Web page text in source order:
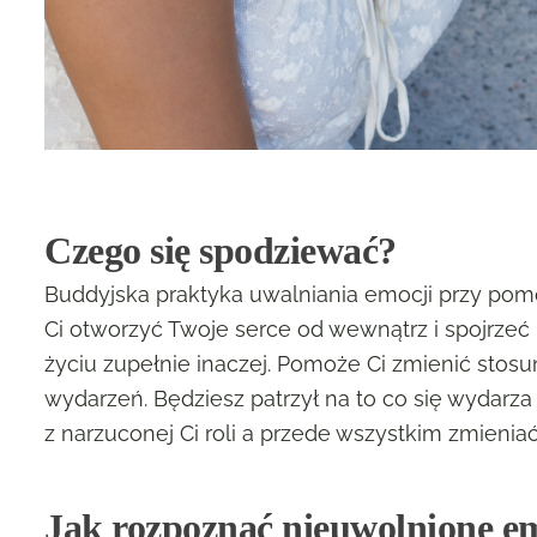
Czego się spodziewać?
Buddyjska praktyka uwalniania emocji przy
Ci otworzyć Twoje serce od wewnątrz i
życiu zupełnie inaczej. Pomoże Ci zmienić
wydarzeń. Będziesz patrzył na to co się
z narzuconej Ci roli a przede wszystkim
Jak rozpoznać nieuwolnione